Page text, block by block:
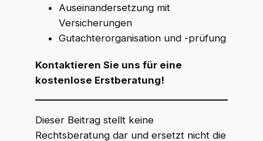
Auseinandersetzung mit
Versicherungen
Gutachterorganisation und -prüfung
Kontaktieren Sie uns für eine
kostenlose Erstberatung!
Dieser Beitrag stellt keine
Rechtsberatung dar und ersetzt nicht die